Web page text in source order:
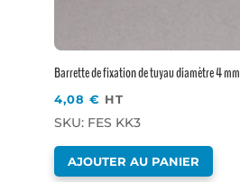
Barrette de fixation de tuyau diamètre 4 mm
4,08 € HT
SKU: FES KK3
AJOUTER AU PANIER